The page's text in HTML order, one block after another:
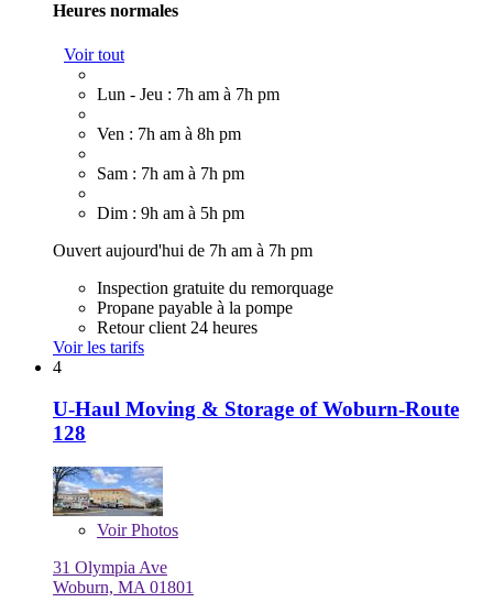
Heures normales
Voir tout
Lun - Jeu : 7h am à 7h pm
Ven : 7h am à 8h pm
Sam : 7h am à 7h pm
Dim : 9h am à 5h pm
Ouvert aujourd'hui de 7h am à 7h pm
Inspection gratuite du remorquage
Propane payable à la pompe
Retour client 24 heures
Voir les tarifs
4
U-Haul Moving & Storage of Woburn-Route
128
VoirPhotos
31 Olympia Ave
Woburn, MA 01801